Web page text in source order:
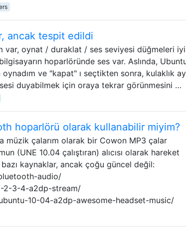
ancak tespit edildi
var, oynat / duraklat / ses seviyesi düğmeleri iyi
hoparlöründe ses var. Aslında,
oynadım ve "kapat" ı seçtikten sonra, kulaklık
duyabilmek için oraya tekrar görünmesini …
hoparlörü olarak kullanabilir miyim?
müzik çalarım olarak bir Cowon MP3 çalar
(UNE 10.04 çalıştıran) alıcısı olarak hareket
kaynaklar, ancak çoğu güncel değil:
audio/
2-3-4-a2dp-stream/
10-04-a2dp-awesome-headset-music/